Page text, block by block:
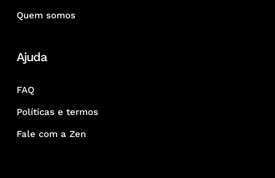
Quem somos
Ajuda
FAQ
Políticas e termos
Fale com a Zen